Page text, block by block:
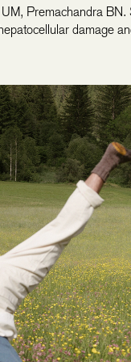
Premachandra
damage
M, Zhao X, Mu M,
fatty liver disease
Başaran-Küçükgergin
Uysal M. Blueberry
stress in the liver of
H, Krajka-Kuźniak V,
of beetroot juice on
Dawley rats. 2014.
Elvira-Torales, Gala
Francisco-José
Jesús Periago-
Induced in Rats by a